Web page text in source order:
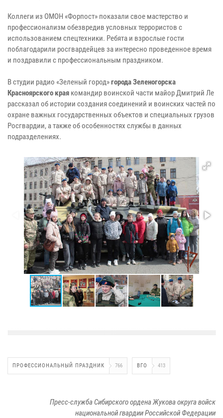
Коллеги из ОМОН «Форпост» показали свое мастерство и
профессионализм обезвредив условных террористов с
использованием спецтехники. Ребята и взрослые гости
поблагодарили росгвардейцев за интересно проведенное время
и поздравили с профессиональным праздником.
В студии радио «Зеленый город»города Зеленогорска
Красноярского края командир воинской части майор Дмитрий Ле
рассказал об истории создания соединений и воинских частей по
охране важных государственных объектов и специальных грузов
Росгвардии, а также об особенностях службы в данных
подразделениях.
ПРОФЕССИОНАЛЬНЫЙ ПРАЗДНИК 766 ВГО 413
Пресс-служба Сибирского ордена Жукова округа войск
национальной гвардии Российской Федерации